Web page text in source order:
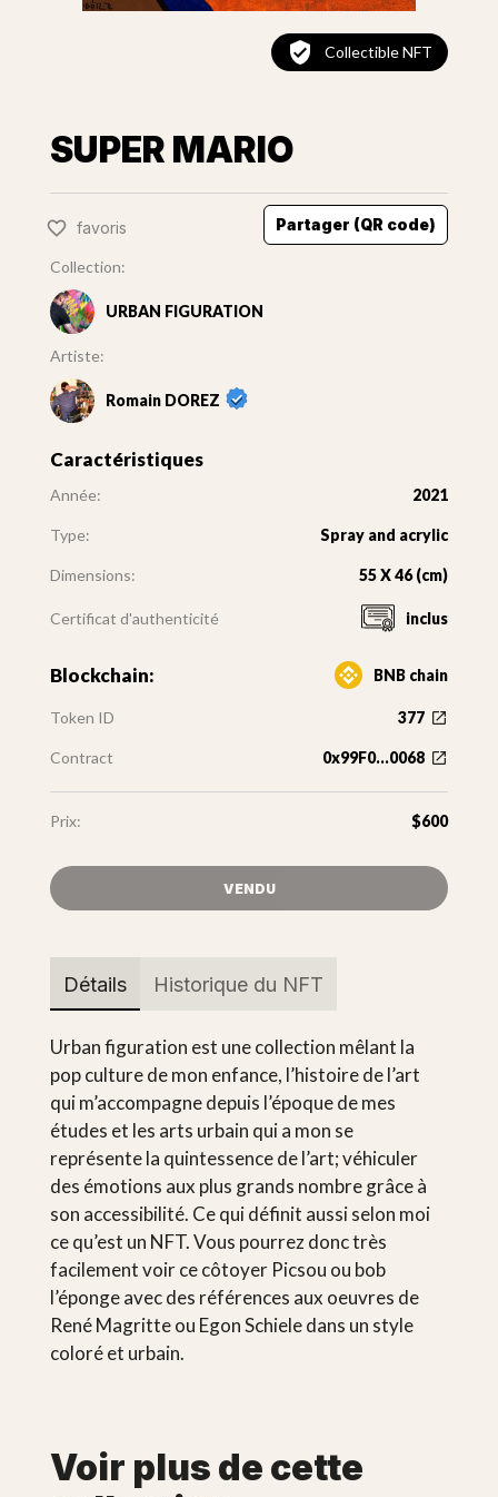
Collectible NFT
SUPER MARIO
favoris Partager (QR code)
Collection:
URBAN FIGURATION
Artiste:
Romain DOREZ
Caractéristiques
Année: 2021
Type: Spray and acrylic
Dimensions: 55 X 46 (cm)
Certificat d'authenticité inclus
Blockchain: BNB chain
Token ID 377
Contract 0x99F0...0068
Prix: $600
VENDU
Détails Historique du NFT
Urban figuration est une collection mêlant la
pop culture de mon enfance, l’histoire de l’art
qui m’accompagne depuis l’époque de mes
études et les arts urbain qui a mon se
représente la quintessence de l’art; véhiculer
des émotions aux plus grands nombre grâce à
son accessibilité. Ce qui définit aussi selon moi
ce qu’est un NFT. Vous pourrez donc très
facilement voir ce côtoyer Picsou ou bob
l’éponge avec des références aux oeuvres de
René Magritte ou Egon Schiele dans un style
coloré et urbain.
Voir plus de cette